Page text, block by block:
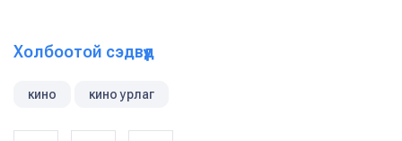
Холбоотой сэдвүүд
кино кино урлаг